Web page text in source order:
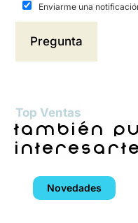
Enviarme una
Top Ventas
también
interesarte
Novedades